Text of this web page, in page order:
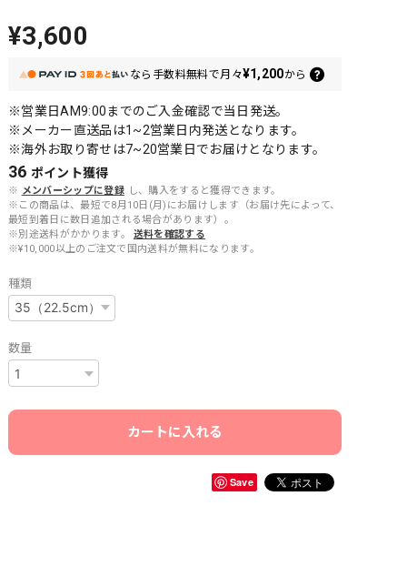
¥3,600
なら 手数料無料で月々¥1,200から
※営業日AM9:00までのご入金確認で当日発送。
※メーカー直送品は1~2営業日内発送となります。
※海外お取り寄せは7~20営業日でお届けとなります。
36 ポイント獲得
※ メンバーシップに登録 し、購入をすると獲得できます。
※この商品は、最短で8月10日(月)にお届けします（お届け先によって、
最短到着日に数日追加される場合があります）。
※別途送料がかかります。
送料を確認する
※¥10,000以上のご注文で国内送料が無料になります。
種類
数量
カートに入れる
Save